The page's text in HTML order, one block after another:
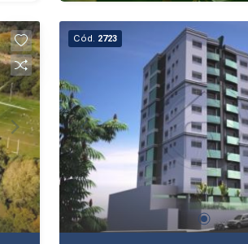
Cód. 2723